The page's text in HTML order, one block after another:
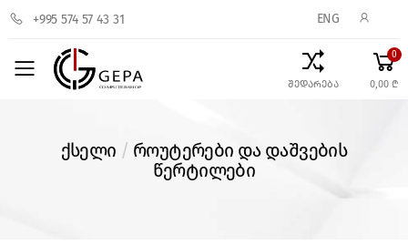
+995 574 57 43 31 ENG
Toggle mobile menu შედარება
0
0,00 ₾
ქსელი / როუტერები და დაშვების
წერტილები